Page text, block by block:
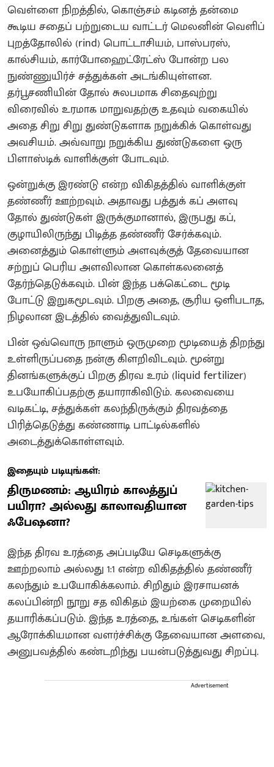
வெள்ளை நிறத்தில், கொஞ்சம் கடினத் தன்மை
கூடிய சதைப் பற்றுடைய வாட்டர் மெலனின் வெளிப்
புறத்தோலில் (rind) பொட்டாசியம், பாஸ்பரஸ்,
கால்சியம், கார்போஹைட்ரேட்ஸ் போன்ற பல
நுண்ணுயிர்ச் சத்துக்கள் அடங்கியுள்ளன.
தர்பூசணியின் தோல் சுலபமாக சிதைவுற்று
விரைவில் உரமாக மாறுவதற்கு உதவும் வகையில்
அதை சிறு சிறு துண்டுகளாக நறுக்கிக் கொள்வது
அவசியம். அவ்வாறு நறுக்கிய துண்டுகளை ஒரு
பிளாஸ்டிக் வாளிக்குள் போடவும்.
ஒன்றுக்கு இரண்டு என்ற விகிதத்தில் வாளிக்குள்
தண்ணீர் ஊற்றவும். அதாவது பத்துக் கப் அளவு
தோல் துண்டுகள் இருக்குமானால், இருபது கப்,
குழாயிலிருந்து பிடித்த தண்ணீர் சேர்க்கவும்.
அனைத்தும் கொள்ளும் அளவுக்குத் தேவையான
சற்றுப் பெரிய அளவிலான கொள்கலனைத்
தேர்ந்தெடுக்கவும். பின் இந்த பக்கெட்டை மூடி
போட்டு இறுகமூடவும். பிறகு அதை, சூரிய ஒளிபடாத,
நிழலான இடத்தில் வைத்துவிடவும்.
பின் ஒவ்வொரு நாளும் ஒருமுறை மூடியைத் திறந்து
உள்ளிருப்பதை நன்கு கிளறிவிடவும். மூன்று
தினங்களுக்குப் பிறகு திரவ உரம் (liquid fertilizer)
உபயோகிப்பதற்கு தயாராகிவிடும். கலவையை
வடிகட்டி, சத்துக்கள் கலந்திருக்கும் திரவத்தை
பிரித்தெடுத்து கண்ணாடி பாட்டில்களில்
அடைத்துக்கொள்ளவும்.
இதையும் படியுங்கள்:
திருமணம்: ஆயிரம் காலத்துப்
பயிரா? அல்லது காலாவதியான
ஃபேஷனா?
இந்த திரவ உரத்தை அப்படியே செடிகளுக்கு
ஊற்றலாம் அல்லது 1:1 என்ற விகிதத்தில் தண்ணீர்
கலந்தும் உபயோகிக்கலாம். சிறிதும் இரசாயனக்
கலப்பின்றி நூறு சத விகிதம் இயற்கை முறையில்
தயாரிக்கப்படும். இந்த உரத்தை, உங்கள் செடிகளின்
ஆரோக்கியமான வளர்ச்சிக்கு தேவையான அளவை,
அனுபவத்தில் கண்டறிந்து பயன்படுத்துவது சிறப்பு.
Advertisement